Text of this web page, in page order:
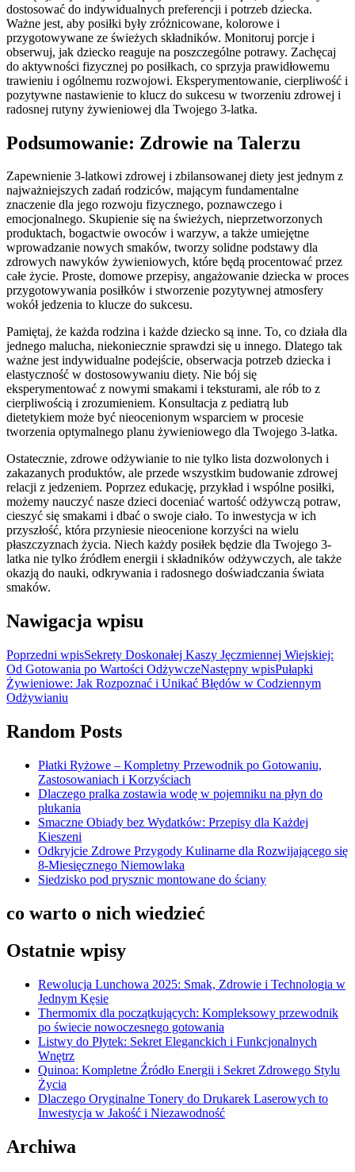
dostosować do indywidualnych preferencji i potrzeb dziecka.
Ważne jest, aby posiłki były zróżnicowane, kolorowe i
przygotowywane ze świeżych składników. Monitoruj porcje i
obserwuj, jak dziecko reaguje na poszczególne potrawy. Zachęcaj
do aktywności fizycznej po posiłkach, co sprzyja prawidłowemu
trawieniu i ogólnemu rozwojowi. Eksperymentowanie, cierpliwość i
pozytywne nastawienie to klucz do sukcesu w tworzeniu zdrowej i
radosnej rutyny żywieniowej dla Twojego 3-latka.
Podsumowanie: Zdrowie na Talerzu
Zapewnienie 3-latkowi zdrowej i zbilansowanej diety jest jednym z
najważniejszych zadań rodziców, mającym fundamentalne
znaczenie dla jego rozwoju fizycznego, poznawczego i
emocjonalnego. Skupienie się na świeżych, nieprzetworzonych
produktach, bogactwie owoców i warzyw, a także umiejętne
wprowadzanie nowych smaków, tworzy solidne podstawy dla
zdrowych nawyków żywieniowych, które będą procentować przez
całe życie. Proste, domowe przepisy, angażowanie dziecka w proces
przygotowywania posiłków i stworzenie pozytywnej atmosfery
wokół jedzenia to klucze do sukcesu.
Pamiętaj, że każda rodzina i każde dziecko są inne. To, co działa dla
jednego malucha, niekoniecznie sprawdzi się u innego. Dlatego tak
ważne jest indywidualne podejście, obserwacja potrzeb dziecka i
elastyczność w dostosowywaniu diety. Nie bój się
eksperymentować z nowymi smakami i teksturami, ale rób to z
cierpliwością i zrozumieniem. Konsultacja z pediatrą lub
dietetykiem może być nieocenionym wsparciem w procesie
tworzenia optymalnego planu żywieniowego dla Twojego 3-latka.
Ostatecznie, zdrowe odżywianie to nie tylko lista dozwolonych i
zakazanych produktów, ale przede wszystkim budowanie zdrowej
relacji z jedzeniem. Poprzez edukację, przykład i wspólne posiłki,
możemy nauczyć nasze dzieci doceniać wartość odżywczą potraw,
cieszyć się smakami i dbać o swoje ciało. To inwestycja w ich
przyszłość, która przyniesie nieocenione korzyści na wielu
płaszczyznach życia. Niech każdy posiłek będzie dla Twojego 3-
latka nie tylko źródłem energii i składników odżywczych, ale także
okazją do nauki, odkrywania i radosnego doświadczania świata
smaków.
Nawigacja wpisu
Poprzedni wpisSekrety Doskonałej Kaszy Jęczmiennej Wiejskiej:
Od Gotowania po Wartości OdżywczeNastępny wpisPułapki
Żywieniowe: Jak Rozpoznać i Unikać Błędów w Codziennym
Odżywianiu
Random Posts
Płatki Ryżowe – Kompletny Przewodnik po Gotowaniu,
Zastosowaniach i Korzyściach
Dlaczego pralka zostawia wodę w pojemniku na płyn do
płukania
Smaczne Obiady bez Wydatków: Przepisy dla Każdej
Kieszeni
Odkryjcie Zdrowe Przygody Kulinarne dla Rozwijającego się
8-Miesięcznego Niemowlaka
Siedzisko pod prysznic montowane do ściany
co warto o nich wiedzieć
Ostatnie wpisy
Rewolucja Lunchowa 2025: Smak, Zdrowie i Technologia w
Jednym Kęsie
Thermomix dla początkujących: Kompleksowy przewodnik
po świecie nowoczesnego gotowania
Listwy do Płytek: Sekret Eleganckich i Funkcjonalnych
Wnętrz
Quinoa: Kompletne Źródło Energii i Sekret Zdrowego Stylu
Życia
Dlaczego Oryginalne Tonery do Drukarek Laserowych to
Inwestycja w Jakość i Niezawodność
Archiwa